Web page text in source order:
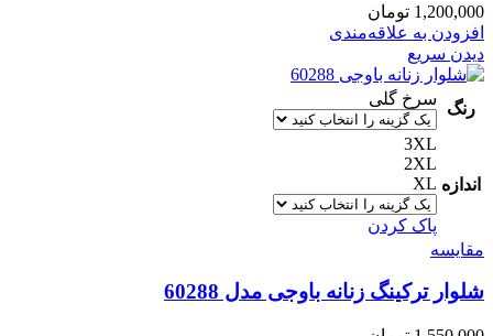
1,200,000 تومان
افزودن به علاقه‌مندی
دیدن سریع
رنگ
سرخ گلی
اندازه
3XL
2XL
XL
پاک کردن
مقایسه
شلوار ترکینگ زنانه باوجی مدل 60288